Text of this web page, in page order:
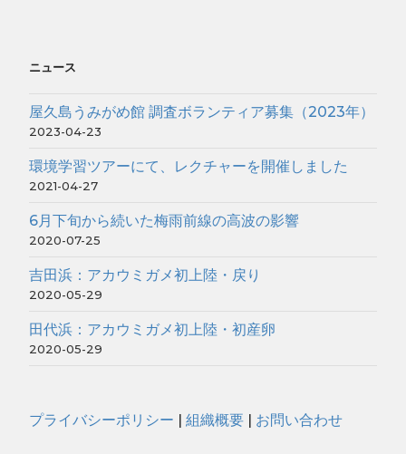
ニュース
屋久島うみがめ館 調査ボランティア募集（2023年）
2023-04-23
環境学習ツアーにて、レクチャーを開催しました
2021-04-27
6月下旬から続いた梅雨前線の高波の影響
2020-07-25
吉田浜：アカウミガメ初上陸・戻り
2020-05-29
田代浜：アカウミガメ初上陸・初産卵
2020-05-29
プライバシーポリシー | 組織概要 | お問い合わせ